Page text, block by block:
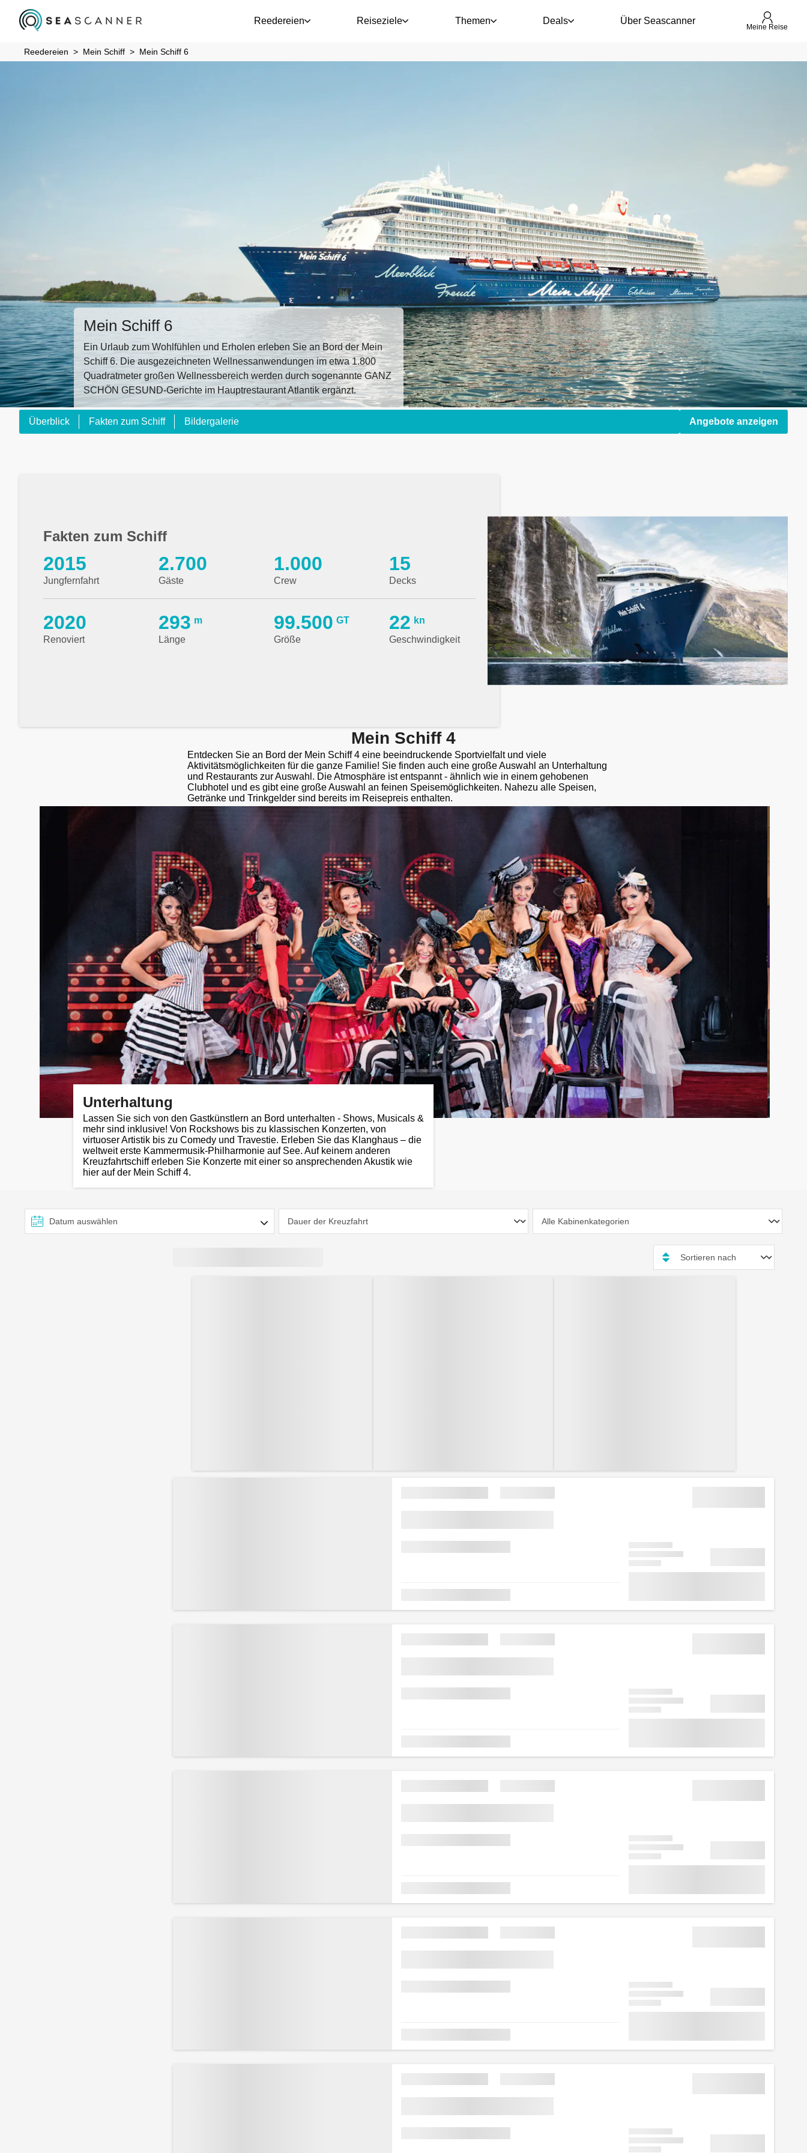
Reedereien Reiseziele Themen Deals Über Seascanner
Meine Reise
Reedereien Mein Schiff Mein Schiff 6
Mein Schiff 6
Ein Urlaub zum Wohlfühlen und Erholen erleben Sie an Bord der Mein
Schiff 6. Die ausgezeichneten Wellnessanwendungen im etwa 1.800
Quadratmeter großen Wellnessbereich werden durch sogenannte GANZ
SCHÖN GESUND-Gerichte im Hauptrestaurant Atlantik ergänzt.
Überblick Fakten zum Schiff Bildergalerie Angebote anzeigen
Fakten zum Schiff
Jungfernfahrt
2015
Gäste
2.700
Crew
1.000
Decks
15
Renoviert
2020
Länge
293 m
Größe
99.500 GT
Geschwindigkeit
22 kn
Mein Schiff 4
Entdecken Sie an Bord der Mein Schiff 4 eine beeindruckende Sportvielfalt und viele
Aktivitätsmöglichkeiten für die ganze Familie! Sie finden auch eine große Auswahl an Unterhaltung
und Restaurants zur Auswahl. Die Atmosphäre ist entspannt - ähnlich wie in einem gehobenen
Clubhotel und es gibt eine große Auswahl an feinen Speisemöglichkeiten. Nahezu alle Speisen,
Getränke und Trinkgelder sind bereits im Reisepreis enthalten.
Unterhaltung
Lassen Sie sich von den Gastkünstlern an Bord unterhalten - Shows, Musicals &
mehr sind inklusive! Von Rockshows bis zu klassischen Konzerten, von
virtuoser Artistik bis zu Comedy und Travestie. Erleben Sie das Klanghaus – die
weltweit erste Kammermusik-Philharmonie auf See. Auf keinem anderen
Kreuzfahrtschiff erleben Sie Konzerte mit einer so ansprechenden Akustik wie
hier auf der Mein Schiff 4.